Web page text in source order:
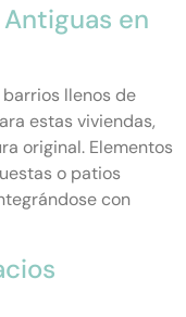
en
barrios llenos de
estas viviendas,
original. Elementos
o patios
con